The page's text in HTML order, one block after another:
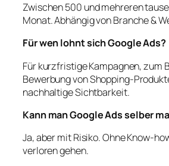
Zwischen 500 und mehreren
Monat. Abhängig von Branche &
Für wen lohnt sich Google Ads?
Für kurzfristige Kampagnen, zum
Bewerbung von Shopping-
nachhaltige Sichtbarkeit.
Kann man Google Ads selber
Ja, aber mit Risiko. Ohne Know-
verloren gehen.